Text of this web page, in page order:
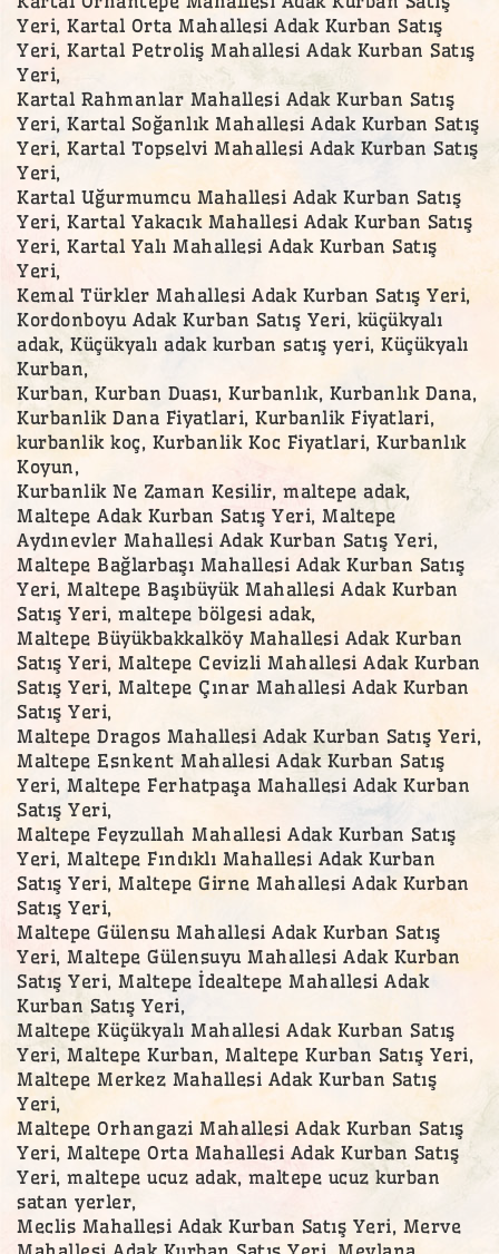
Yeri, Kartal Orta Mahallesi Adak Kurban Satış
Yeri, Kartal Petroliş Mahallesi Adak Kurban Satış
Yeri,
Kartal Rahmanlar Mahallesi Adak Kurban Satış
Yeri, Kartal Soğanlık Mahallesi Adak Kurban Satış
Yeri, Kartal Topselvi Mahallesi Adak Kurban Satış
Yeri,
Kartal Uğurmumcu Mahallesi Adak Kurban Satış
Yeri, Kartal Yakacık Mahallesi Adak Kurban Satış
Yeri, Kartal Yalı Mahallesi Adak Kurban Satış
Yeri,
Kemal Türkler Mahallesi Adak Kurban Satış Yeri,
Kordonboyu Adak Kurban Satış Yeri, küçükyalı
adak, Küçükyalı adak kurban satış yeri, Küçükyalı
Kurban,
Kurban, Kurban Duası, Kurbanlık, Kurbanlık Dana,
Kurbanlik Dana Fiyatlari, Kurbanlik Fiyatlari,
kurbanlik koç, Kurbanlik Koc Fiyatlari, Kurbanlık
Koyun,
Kurbanlik Ne Zaman Kesilir, maltepe adak,
Maltepe Adak Kurban Satış Yeri, Maltepe
Aydınevler Mahallesi Adak Kurban Satış Yeri,
Maltepe Bağlarbaşı Mahallesi Adak Kurban Satış
Yeri, Maltepe Başıbüyük Mahallesi Adak Kurban
Satış Yeri, maltepe bölgesi adak,
Maltepe Büyükbakkalköy Mahallesi Adak Kurban
Satış Yeri, Maltepe Cevizli Mahallesi Adak Kurban
Satış Yeri, Maltepe Çınar Mahallesi Adak Kurban
Satış Yeri,
Maltepe Dragos Mahallesi Adak Kurban Satış Yeri,
Maltepe Esnkent Mahallesi Adak Kurban Satış
Yeri, Maltepe Ferhatpaşa Mahallesi Adak Kurban
Satış Yeri,
Maltepe Feyzullah Mahallesi Adak Kurban Satış
Yeri, Maltepe Fındıklı Mahallesi Adak Kurban
Satış Yeri, Maltepe Girne Mahallesi Adak Kurban
Satış Yeri,
Maltepe Gülensu Mahallesi Adak Kurban Satış
Yeri, Maltepe Gülensuyu Mahallesi Adak Kurban
Satış Yeri, Maltepe İdealtepe Mahallesi Adak
Kurban Satış Yeri,
Maltepe Küçükyalı Mahallesi Adak Kurban Satış
Yeri, Maltepe Kurban, Maltepe Kurban Satış Yeri,
Maltepe Merkez Mahallesi Adak Kurban Satış
Yeri,
Maltepe Orhangazi Mahallesi Adak Kurban Satış
Yeri, Maltepe Orta Mahallesi Adak Kurban Satış
Yeri, maltepe ucuz adak, maltepe ucuz kurban
satan yerler,
Meclis Mahallesi Adak Kurban Satış Yeri, Merve